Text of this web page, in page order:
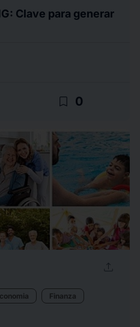
Clave para generar
bookmark_border 0
upload
Finanza